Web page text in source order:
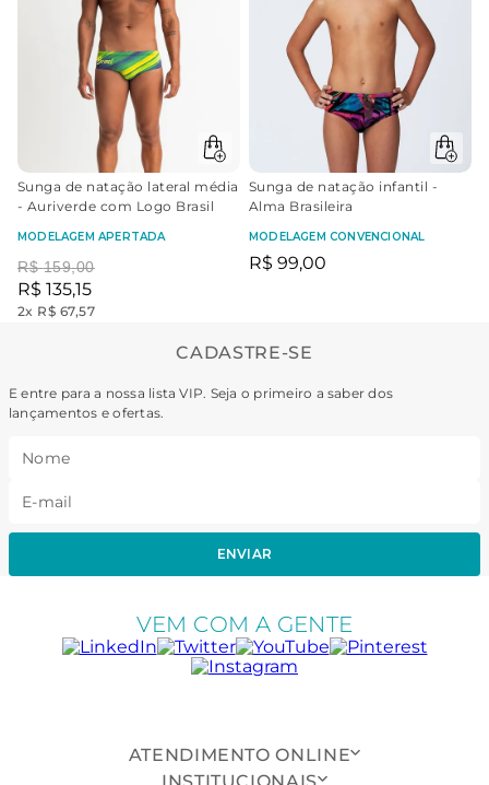
Sunga de natação lateral média
- Auriverde com Logo Brasil
MODELAGEM APERTADA
R$ 159,00
R$ 135,15
2x R$ 67,57
Sunga de natação infantil -
Alma Brasileira
MODELAGEM CONVENCIONAL
R$ 99,00
CADASTRE-SE
E entre para a nossa lista VIP. Seja o primeiro a saber dos
lançamentos e ofertas.
ENVIAR
VEM COM A GENTE
ATENDIMENTO ONLINE